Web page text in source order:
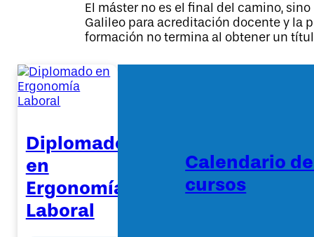
El máster no es el final del camino,
Galileo para acreditación docente y la
formación no termina al obtener un
Diplomado
en
Ergonomía
Laboral
Calendario
cursos